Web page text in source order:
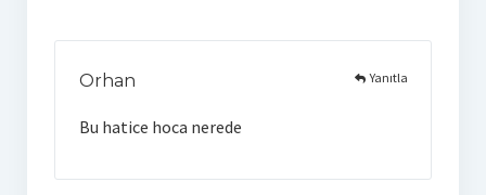
Orhan
Bu hatice hoca nerede
Yanıtla